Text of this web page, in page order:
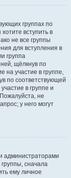
группах по
вступить в
не все группы
для вступления в
группа
щёлкнув по
на участие в группе,
по соответствующей
в группе и
не
у него могут
администраторами
сначала
ему личное